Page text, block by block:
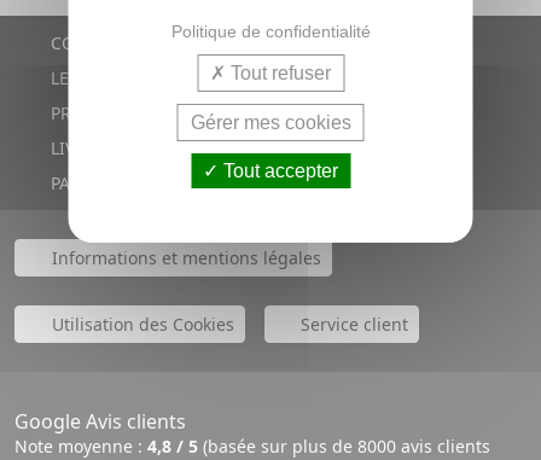
CONTACTS
LE BLOG
PROMOTIONS
LIVRAISON RAPIDE
PAIEMENT SÉCURISÉ
Informations et mentions légales
Utilisation des Cookies Service client
Google Avis clients
Note moyenne : 4,8 / 5 (basée sur plus de 8000 avis clients
Politique de confidentialité
Tout refuser
Gérer mes cookies
Tout accepter